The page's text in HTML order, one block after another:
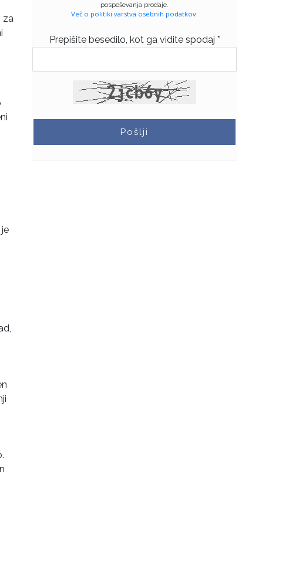
za
pospeševanja prodaje.
Več o politiki varstva osebnih podatkov.
Prepišite besedilo, kot ga vidite spodaj *